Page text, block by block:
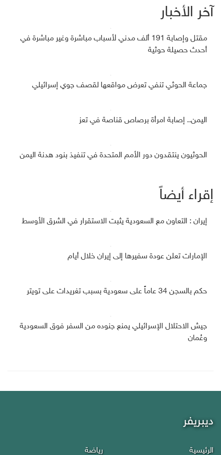
آخر الأخبار
مقتل وإصابة 191 ألف مدني لأسباب مباشرة وغير مباشرة في
أحدث حصيلة حوثية
جماعة الحوثي تنفي تعرض مواقعها لقصف جوي إسرائيلي
اليمن.. إصابة امرأة برصاص قناصة في تعز
الحوثيون ينتقدون دور الأمم المتحدة في تنفيذ بنود هدنة اليمن
إقراء أيضاً
إيران : التعاون مع السعودية يثبت الاستقرار في الشرق الأوسط
الإمارات تعلن عودة سفيرها إلى إيران خلال أيام
حكم بالسجن 34 عاماً على سعودية بسبب تغريدات على تويتر
جيش الاحتلال الإسرائيلي يمنع جنوده من السفر فوق السعودية
وعُمان
ديبريفر
الرئيسية رياضة